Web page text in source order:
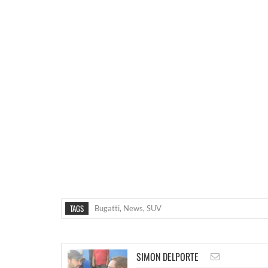
TAGS Bugatti, News, SUV
SIMON DELPORTE